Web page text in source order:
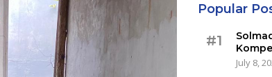
Popular
#1
July 8,